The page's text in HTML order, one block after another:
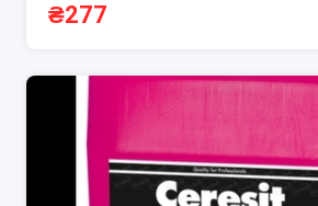
₴277